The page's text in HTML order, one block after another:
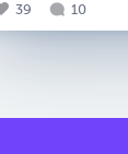
39 10